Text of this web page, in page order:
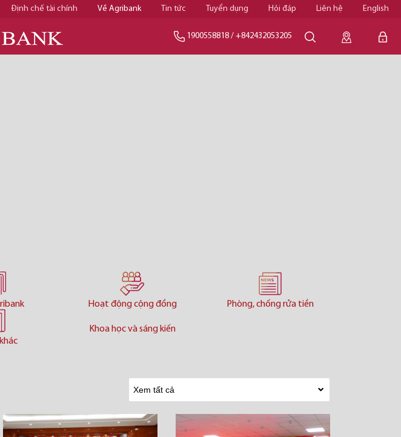
Định chế tài chính Về Agribank Tin tức Tuyển dụng Hỏi đáp Liên hệ English
1900558818 / +842432053205
Hoạt động cộng đồng Phòng, chống rửa tiền
Khoa học và sáng kiến